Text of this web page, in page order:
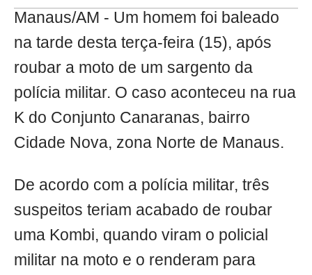
Manaus/AM - Um homem foi baleado
na tarde desta terça-feira (15), após
roubar a moto de um sargento da
polícia militar. O caso aconteceu na rua
K do Conjunto Canaranas, bairro
Cidade Nova, zona Norte de Manaus.
De acordo com a polícia militar, três
suspeitos teriam acabado de roubar
uma Kombi, quando viram o policial
militar na moto e o renderam para